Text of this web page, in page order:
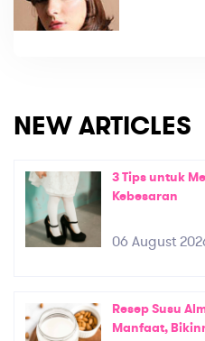
NEW ARTICLES
3 Tips untuk
Kebesaran
06 August
Resep Susu
Manfaat,